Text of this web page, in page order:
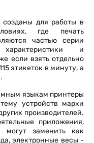
для работы в
где печать
частью серии
и
если взять отдельно
этикеток в минуту, а
языкам принтеры
устройств марки
производителей.
приложения,
могут заменить как
электронные весы -